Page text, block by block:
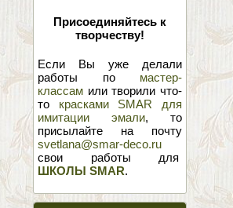
Присоединяйтесь к
творчеству!
Если Вы уже делали
работы по мастер-
классам или творили что-
то красками SMAR для
имитации эмали, то
присылайте на почту
svetlana@smar-deco.ru
свои работы для
ШКОЛЫ SMAR.